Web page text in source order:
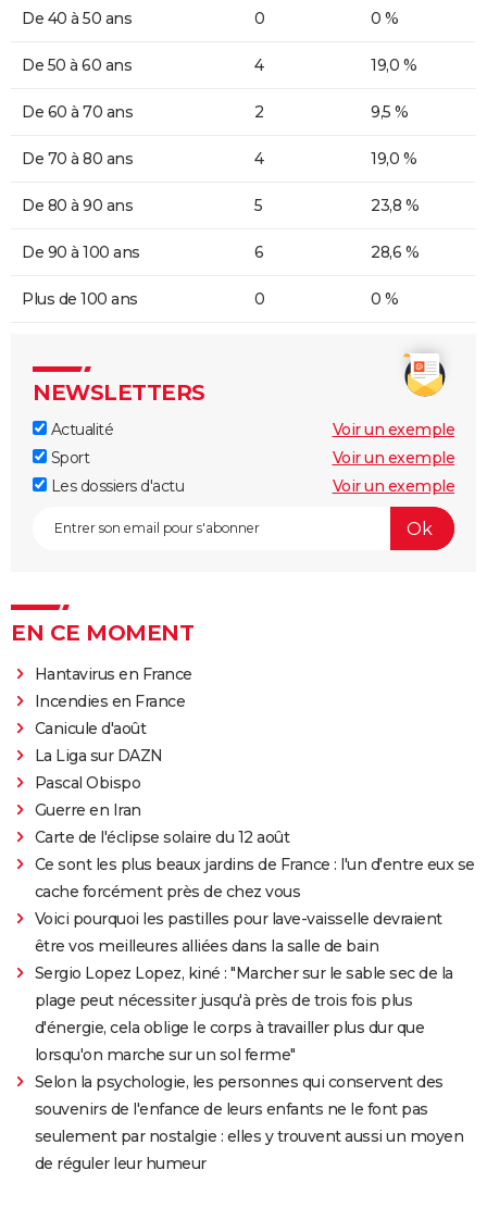
De 40 à 50 ans 0 0 %
De 50 à 60 ans 4 19,0 %
De 60 à 70 ans 2 9,5 %
De 70 à 80 ans 4 19,0 %
De 80 à 90 ans 5 23,8 %
De 90 à 100 ans 6 28,6 %
Plus de 100 ans 0 0 %
NEWSLETTERS
Actualité
Voir un exemple
Sport
Voir un exemple
Les dossiers d'actu
Voir un exemple
EN CE MOMENT
Hantavirus en France
Incendies en France
Canicule d'août
La Liga sur DAZN
Pascal Obispo
Guerre en Iran
Carte de l'éclipse solaire du 12 août
Ce sont les plus beaux jardins de France : l'un d'entre eux se
cache forcément près de chez vous
Voici pourquoi les pastilles pour lave-vaisselle devraient
être vos meilleures alliées dans la salle de bain
Sergio Lopez Lopez, kiné : "Marcher sur le sable sec de la
plage peut nécessiter jusqu'à près de trois fois plus
d'énergie, cela oblige le corps à travailler plus dur que
lorsqu'on marche sur un sol ferme"
Selon la psychologie, les personnes qui conservent des
souvenirs de l'enfance de leurs enfants ne le font pas
seulement par nostalgie : elles y trouvent aussi un moyen
de réguler leur humeur